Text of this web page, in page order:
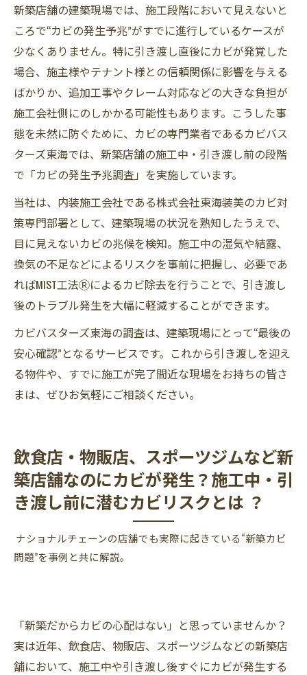
新築店舗の建築現場では、施工段階において見えないと
ころで“カビの発生予兆”がすでに進行しているケースが
少なくありません。特に引き渡し直後にカビが発覚した
場合、施主様やテナント様との信頼関係に影響を与える
ばかりか、追加工事やクレーム対応などの大きな負担が
施工会社側にのしかかる可能性もあります。こうした事
態を未然に防ぐために、カビの専門業者であるカビバス
ターズ東海では、新築店舗の施工中・引き渡し前の段階
で「カビの発生予兆調査」を実施しています。
当社は、内装施工会社である株式会社東海装美のカビ対
策専門部署として、建築現場の状況を熟知したうえで、
目に見えないカビの兆候を検知。施工中の湿気や結露、
換気の不足などによるリスクを事前に把握し、必要であ
ればMIST工法Ⓡによるカビ除去を行うことで、引き渡し
後のトラブル発生を大幅に軽減することができます。
カビバスターズ東海の調査は、建築現場にとって“最後の
安心確認”となるサービスです。これから引き渡しを迎え
る物件や、すでに施工が完了間近な現場をお持ちの皆さ
まは、ぜひお気軽にご相談ください。
飲食店・物販店、スポーツジムなど新
築店舗なのにカビが発生？施工中・引
き渡し前に潜むカビリスクとは ？
ナショナルチェーンの店舗でも実際に起きている“新築カビ
問題”を事例と共に解説。
「新築だからカビの心配はない」と思っていませんか？
実は近年、飲食店、物販店、スポーツジムなどの新築店
舗において、施工中や引き渡し後すぐにカビが発生する